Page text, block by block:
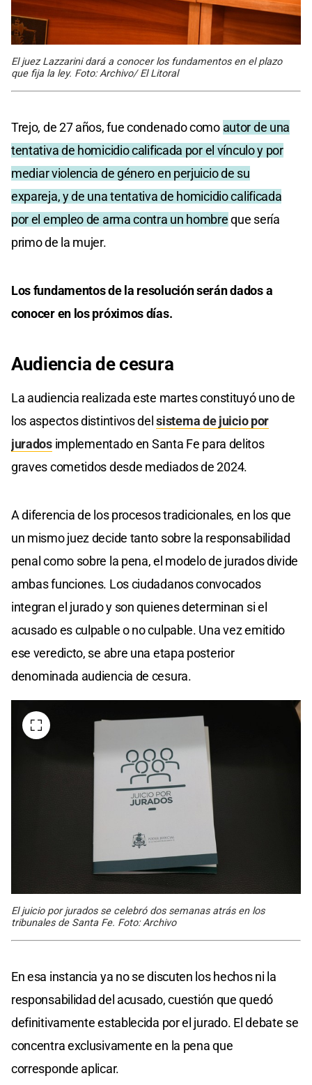
El juez Lazzarini dará a conocer los fundamentos en el plazo
que fija la ley. Foto: Archivo/ El Litoral
Trejo, de 27 años, fue condenado como autor de una
tentativa de homicidio calificada por el vínculo y por
mediar violencia de género en perjuicio de su
expareja, y de una tentativa de homicidio calificada
por el empleo de arma contra un hombreque sería
primo de la mujer.
Los fundamentos de la resolución serán dados a
conocer en los próximos días.
Audiencia de cesura
La audiencia realizada este martes constituyó uno de
los aspectos distintivos delsistema de juicio por
juradosimplementado en Santa Fe para delitos
graves cometidos desde mediados de 2024.
A diferencia de los procesos tradicionales, en los que
un mismo juez decide tanto sobre la responsabilidad
penal como sobre la pena, el modelo de jurados divide
ambas funciones. Los ciudadanos convocados
integran el jurado y son quienes determinan si el
acusado es culpable o no culpable. Una vez emitido
ese veredicto, se abre una etapa posterior
denominada audiencia de cesura.
El juicio por jurados se celebró dos semanas atrás en los
tribunales de Santa Fe. Foto: Archivo
En esa instancia ya no se discuten los hechos ni la
responsabilidad del acusado, cuestión que quedó
definitivamente establecida por el jurado. El debate se
concentra exclusivamente en la pena que
corresponde aplicar.